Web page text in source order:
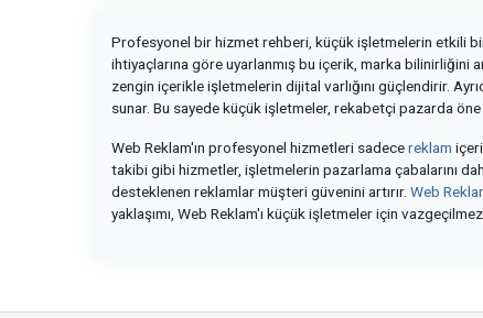
Profesyonel bir hizmet rehberi, küçük işletmelerin etkili
ihtiyaçlarına göre uyarlanmış bu içerik, marka bilinirliğini
zengin içerikle işletmelerin dijital varlığını güçlendirir.
sunar. Bu sayede küçük işletmeler, rekabetçi pazarda öne
Web Reklam'ın profesyonel hizmetleri sadecereklam
takibi gibi hizmetler, işletmelerin pazarlama çabalarını
desteklenen reklamlar müşteri güvenini artırır. Web
yaklaşımı, Web Reklam'ı küçük işletmeler için